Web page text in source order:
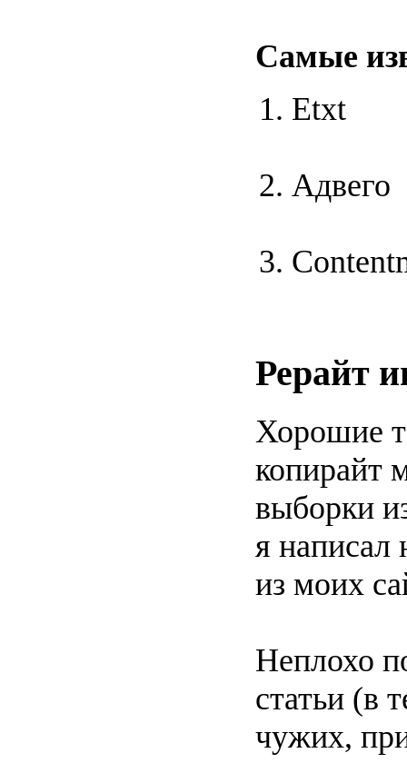
Самые
Etxt
Адвего
Рерайт
Хорошие
копирайт
выборки
я написал
из моих
Неплохо
статьи (в
чужих,